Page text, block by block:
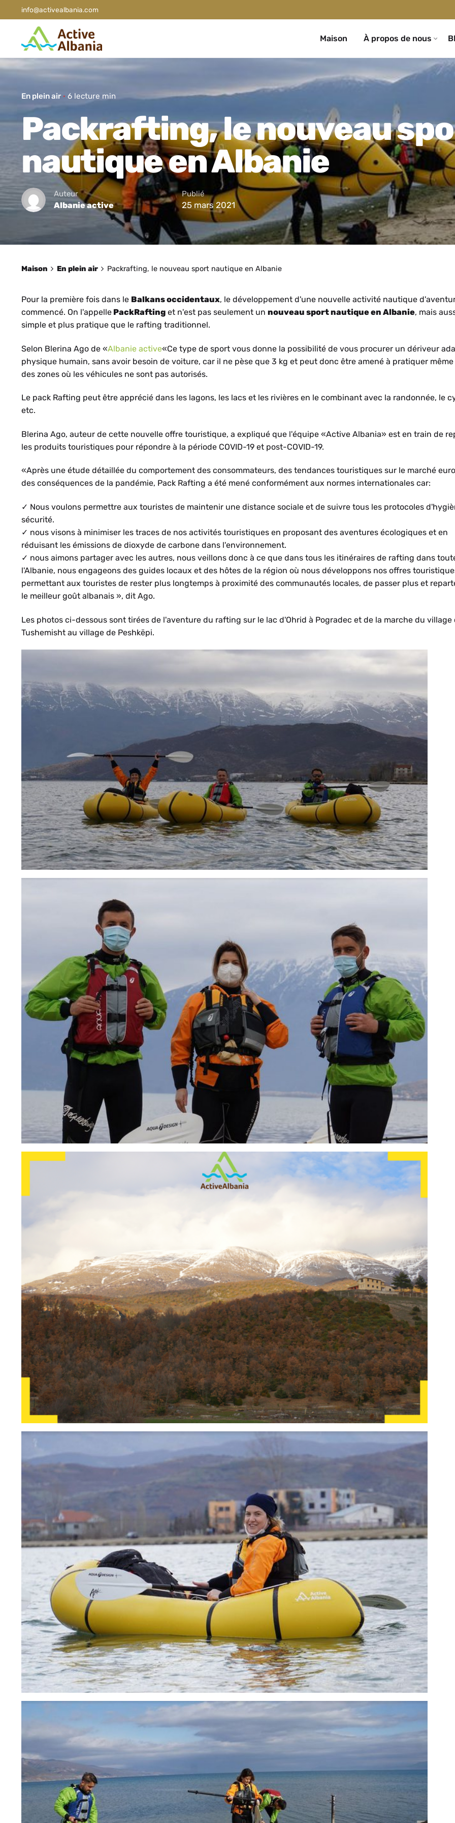
info@activealbania.com
Maison À propos de nous
HE
UK
BS
NL
CS
PL
HR
MK
SR
SQ
ES
NB
En plein air 6 lecture min
Packrafting, le nouveau
nautique en Albanie
Auteur
Albanie active
Publié
25 mars 2021
Maison En plein air Packrafting, le nouveau sport nautique en Albanie
Pour la première fois dans le Balkans occidentaux, le développement d'une nouvelle activité nautique
commencé. On l'appelle PackRafting et n'est pas seulement un nouveau sport nautique en Albanie, mais
simple et plus pratique que le rafting traditionnel.
Selon Blerina Ago de «Albanie active«Ce type de sport vous donne la possibilité de vous procurer un dériveur
physique humain, sans avoir besoin de voiture, car il ne pèse que 3 kg et peut donc être amené à pratiquer
des zones où les véhicules ne sont pas autorisés.
Le pack Rafting peut être apprécié dans les lagons, les lacs et les rivières en le combinant avec la randonnée, le
etc.
Blerina Ago, auteur de cette nouvelle offre touristique, a expliqué que l'équipe «Active Albania» est en train de
les produits touristiques pour répondre à la période COVID-19 et post-COVID-19.
«Après une étude détaillée du comportement des consommateurs, des tendances touristiques sur le marché
des conséquences de la pandémie, Pack Rafting a été mené conformément aux normes internationales car:
✓ Nous voulons permettre aux touristes de maintenir une distance sociale et de suivre tous les protocoles
sécurité.
✓ nous visons à minimiser les traces de nos activités touristiques en proposant des aventures écologiques et en
réduisant les émissions de dioxyde de carbone dans l'environnement.
✓ nous aimons partager avec les autres, nous veillons donc à ce que dans tous les itinéraires de rafting dans
l'Albanie, nous engageons des guides locaux et des hôtes de la région où nous développons nos offres
permettant aux touristes de rester plus longtemps à proximité des communautés locales, de passer plus et
le meilleur goût albanais », dit Ago.
Les photos ci-dessous sont tirées de l'aventure du rafting sur le lac d'Ohrid à Pogradec et de la marche du village
Tushemisht au village de Peshkëpi.